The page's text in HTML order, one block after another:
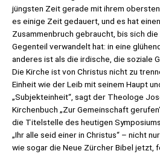
jüngsten Zeit gerade mit ihrem
es einige Zeit gedauert, und es hat
Zusammenbruch gebraucht, bis sich
Gegenteil verwandelt hat: in eine
anderes ist als die irdische, die soziale
Die Kirche ist von Christus nicht zu
Einheit wie der Leib mit seinem Haupt
„Subjekteinheit“, sagt der Theologe
Kirchenbuch „Zur Gemeinschaft
die Titelstelle des heutigen
„Ihr alle seid einer in Christus“ – nicht
wie sogar die Neue Zürcher Bibel jetzt,